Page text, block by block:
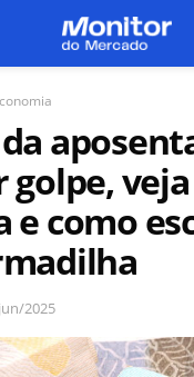
golpe,
e como
2025